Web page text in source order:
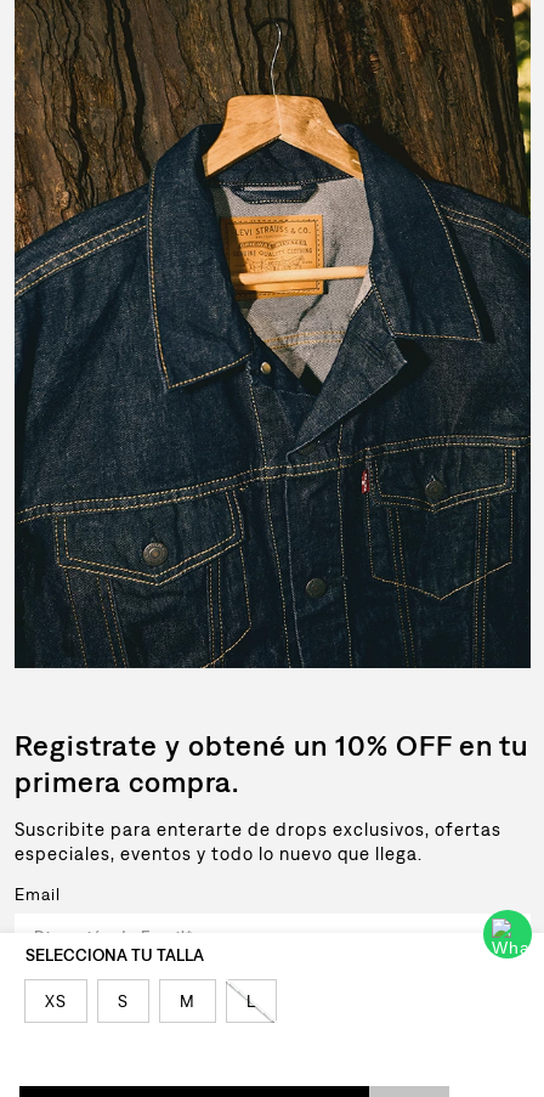
XS S M L
Registrate y obtené un 10% OFF en tu
primera compra.
Suscribite para enterarte de drops exclusivos, ofertas
especiales, eventos y todo lo nuevo que llega.
Email
Al registrar y confirmar sus datos, acepta nuestrapolítica de privacidad